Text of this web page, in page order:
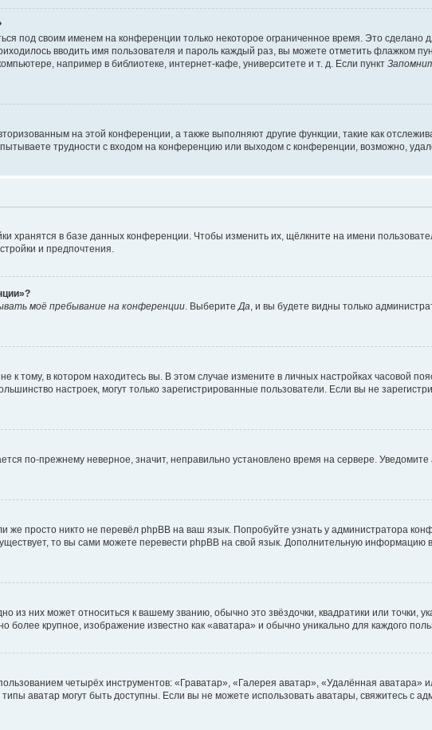
под своим именем на конференции только некоторое ограниченное время. Это сделано
вводить имя пользователя и пароль каждый раз, вы можете отметить флажком
например в библиотеке, интернет-кафе, университете и т. д. Если пункт
на этой конференции, а также выполняют другие функции, такие как
трудности с входом на конференцию или выходом с конференции, возможно,
хранятся в базе данных конференции. Чтобы изменить их, щёлкните на имени
и предпочтения.
моё пребывание на конференции. ВыберитеДа, и вы будете видны только
к тому, в котором находитесь вы. В этом случае измените в личных настройках часовой
настроек, могут только зарегистрированные пользователи. Если вы не
по-прежнему неверное, значит, неправильно установлено время на сервере.
просто никто не перевёл phpBB на ваш язык. Попробуйте узнать у администратора
то вы сами можете перевести phpBB на свой язык. Дополнительную информацию
из них может относиться к вашему званию, обычно это звёздочки, квадратики или точки,
крупное, изображение известно как «аватара» и обычно уникально для каждого
четырёх инструментов: «Граватар», «Галерея аватар», «Удалённая аватара»
аватар могут быть доступны. Если вы не можете использовать аватары, свяжитесь с